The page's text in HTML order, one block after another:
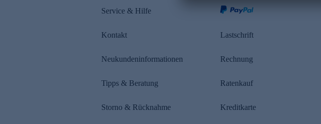
Service & Hilfe
Kontakt
Neukundeninformationen
Tipps & Beratung
Storno & Rücknahme
Lastschrift
Rechnung
Ratenkauf
Kreditkarte